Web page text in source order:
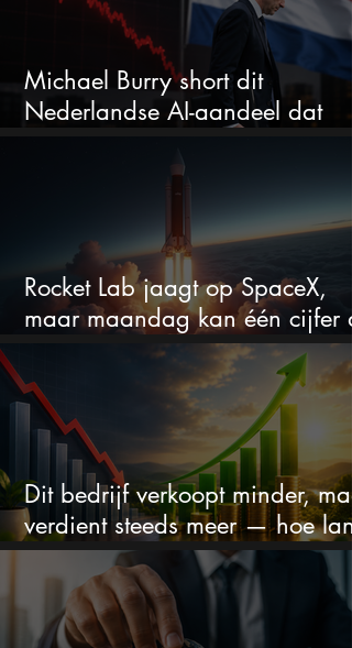
Michael Burry short dit
Nederlandse AI-aandeel dat
Rocket Lab jaagt op SpaceX,
maar maandag kan één cijfer
droom doorprikken?
Dit bedrijf verkoopt minder,
verdient steeds meer — hoe
kan dit sprookje doorgaan?